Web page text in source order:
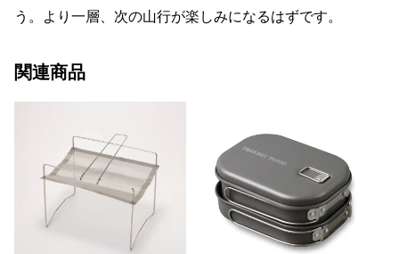
う。より一層、次の山行が楽しみになるはずです。
関連商品